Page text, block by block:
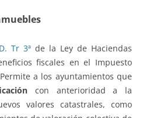
D. Tr 3ª de la Ley de Haciendas
fiscales en el Impuesto
a los ayuntamientos que
con anterioridad a la
valores catastrales, como